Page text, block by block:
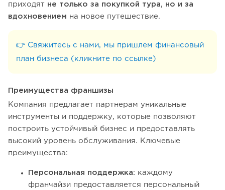
приходят не только за покупкой тура, но и за
вдохновением на новое путешествие.
👉 Свяжитесь с нами, мы пришлем финансовый
план бизнеса (кликните по ссылке)
Преимущества франшизы
Компания предлагает партнерам уникальные
инструменты и поддержку, которые позволяют
построить устойчивый бизнес и предоставлять
высокий уровень обслуживания. Ключевые
преимущества:
Персональная поддержка: каждому
франчайзи предоставляется персональный